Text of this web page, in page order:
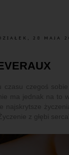
28 MAJA
czegoś sobie
ma jednak na to
najskrytsze
z głębi serca".